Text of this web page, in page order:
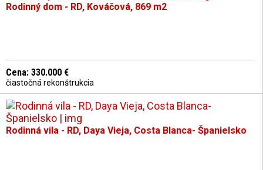
Rodinný dom - RD, Kováčová, 869 m2
Cena: 330.000 €
čiastočná rekonštrukcia
Rodinná vila - RD, Daya Vieja, Costa Blanca- Španielsko